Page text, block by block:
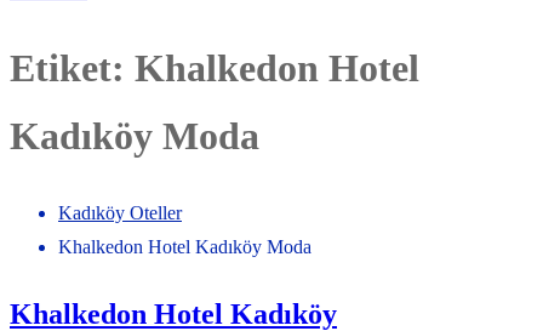
Etiket: Khalkedon Hotel
Kadıköy Moda
Kadıköy Oteller
Khalkedon Hotel Kadıköy Moda
Khalkedon Hotel Kadıköy